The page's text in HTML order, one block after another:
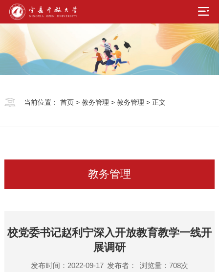
当前位置： 首页> 教务管理 > 教务管理 > 正文
教务管理
校党委书记赵利宁深入开放教育教学一线开
展调研
发布时间：2022-09-17 发布者： 浏览量： 708次